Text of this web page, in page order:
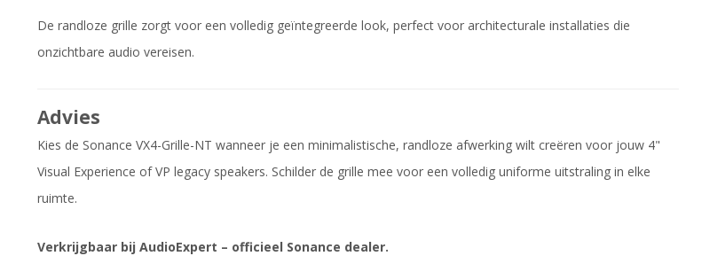
De randloze grille zorgt voor een volledig geïntegreerde look, perfect voor architecturale installaties die
onzichtbare audio vereisen.
Advies
Kies de Sonance VX4-Grille-NT wanneer je een minimalistische, randloze afwerking wilt creëren voor jouw 4"
Visual Experience of VP legacy speakers. Schilder de grille mee voor een volledig uniforme uitstraling in elke
ruimte.
Verkrijgbaar bij AudioExpert – officieel Sonance dealer.